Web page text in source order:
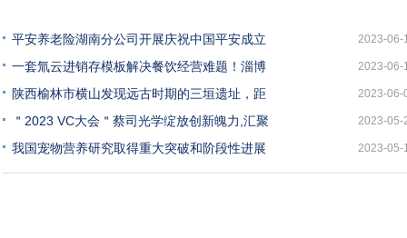
平安养老险湖南分公司开展庆祝中国平安成立 2023-06-
一套氚云进销存模板解决餐饮经营难题！淄博 2023-06-
陕西榆林市横山发现远古时期的三垣遗址，距 2023-06-
＂2023 VC大会＂蔡司光学绽放创新魄力,汇聚 2023-05-
我国宠物营养研究取得重大突破和阶段性进展 2023-05-